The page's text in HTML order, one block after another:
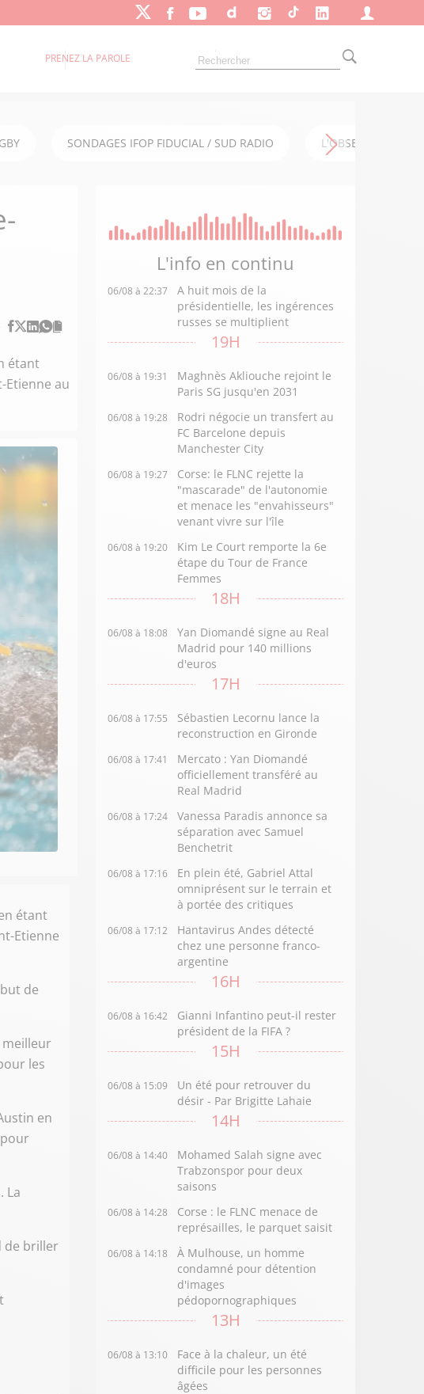
PRENEZ LA PAROLE
SONDAGES IFOP FIDUCIAL / SUD RADIO L'OBSERVATOIRE
étant
Etienne au
étant
Etienne
de
les
en
La
de briller
L'info en continu
06/08 à 22:37
A huit mois de la
présidentielle, les ingérences
russes se multiplient
19H
06/08 à 19:31
Maghnès Akliouche rejoint le
Paris SG jusqu'en 2031
06/08 à 19:28
Rodri négocie un transfert au
FC Barcelone depuis
Manchester City
06/08 à 19:27
Corse: le FLNC rejette la
"mascarade" de l'autonomie
et menace les "envahisseurs"
venant vivre sur l'île
06/08 à 19:20
Kim Le Court remporte la 6e
étape du Tour de France
Femmes
18H
06/08 à 18:08
Yan Diomandé signe au Real
Madrid pour 140 millions
d'euros
17H
06/08 à 17:55
Sébastien Lecornu lance la
reconstruction en Gironde
06/08 à 17:41
Mercato : Yan Diomandé
officiellement transféré au
Real Madrid
06/08 à 17:24
Vanessa Paradis annonce sa
séparation avec Samuel
Benchetrit
06/08 à 17:16
En plein été, Gabriel Attal
omniprésent sur le terrain et
à portée des critiques
06/08 à 17:12
Hantavirus Andes détecté
chez une personne franco-
argentine
16H
06/08 à 16:42
Gianni Infantino peut-il rester
président de la FIFA ?
15H
06/08 à 15:09
Un été pour retrouver du
désir - Par Brigitte Lahaie
14H
06/08 à 14:40
Mohamed Salah signe avec
Trabzonspor pour deux
saisons
06/08 à 14:28
Corse : le FLNC menace de
représailles, le parquet saisit
06/08 à 14:18
À Mulhouse, un homme
condamné pour détention
d'images
pédopornographiques
13H
06/08 à 13:10
Face à la chaleur, un été
difficile pour les personnes
âgées